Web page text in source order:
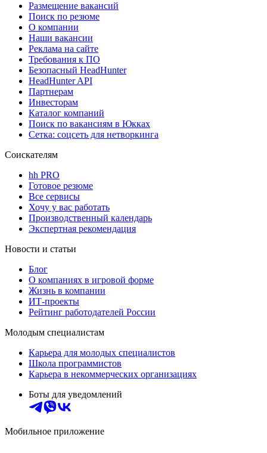
Размещение вакансий
Поиск по резюме
О компании
Наши вакансии
Реклама на сайте
Требования к ПО
Безопасный HeadHunter
HeadHunter API
Партнерам
Инвесторам
Каталог компаний
Поиск по вакансиям в Юкках
Сетка: соцсеть для нетворкинга
Соискателям
hh PRO
Готовое резюме
Все сервисы
Хочу у вас работать
Производственный календарь
Экспертная рекомендация
Новости и статьи
Блог
О компаниях в игровой форме
Жизнь в компании
ИТ-проекты
Рейтинг работодателей России
Молодым специалистам
Карьера для молодых специалистов
Школа программистов
Карьера в некоммерческих организациях
Боты для уведомлений
Мобильное приложение